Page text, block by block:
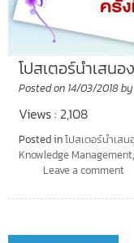
โปสเตอร์นำเสน
Posted on 14/03/2018by
Views : 2,108
Posted inโปสเตอร์นำเสน
Knowledge Management,
Leave a comment
Posts